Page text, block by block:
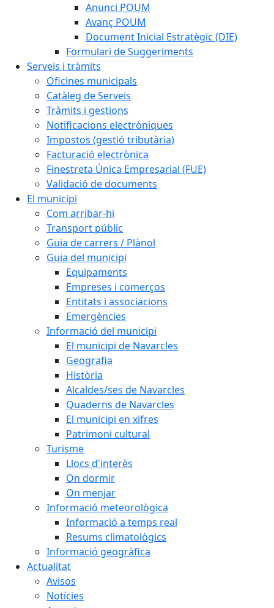
Anunci POUM
Avanç POUM
Document Inicial Estratègic (DIE)
Formulari de Suggeriments
Serveis i tràmits
Oficines municipals
Catàleg de Serveis
Tràmits i gestions
Notificacions electròniques
Impostos (gestió tributària)
Facturació electrònica
Finestreta Única Empresarial (FUE)
Validació de documents
El municipi
Com arribar-hi
Transport públic
Guia de carrers / Plànol
Guia del municipi
Equipaments
Empreses i comerços
Entitats i associacions
Emergències
Informació del municipi
El municipi de Navarcles
Geografia
Història
Alcaldes/ses de Navarcles
Quaderns de Navarcles
El municipi en xifres
Patrimoni cultural
Turisme
Llocs d'interès
On dormir
On menjar
Informació meteorològica
Informació a temps real
Resums climatològics
Informació geogràfica
Actualitat
Avisos
Notícies